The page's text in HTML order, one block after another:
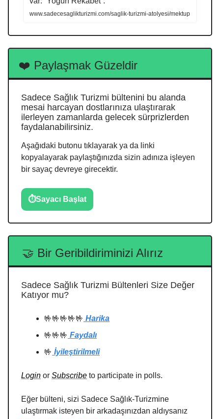
www.sadecesaglikturizmi.com/saglik-turizmi-atolyesi/mektup
❤️ Paylaşmak Güzeldir
Sadece Sağlık Turizmi bültenini bu alanda
mesai harcayan dostlarınıza ulaştırarak
ilerleyen zamanlarda gelecek sürprizlerden
faydalanabilirsiniz.
Aşağıdaki butonu tıklayarak ya da linki
kopyalayarak paylaştığınızda sizin adınıza işleyen
bir sayaç devreye girecektir.
⏱️Sayacı Başlat
🤝 Bir Geribildiriminizi Alırız
Sadece Sağlık Turizmi Bültenleri Size Değer
Katıyor mu?
🤟🤟🤟🤟🤟 Harika
🤟🤟🤟 Faydalı
🤟 İyileştirilmeli
Login or Subscribe to participate in polls.
Eğer bülteni, sizi Sadece Sağlık-Turizmine
ulaştırmak isteyen bir arkadaşınızdan aldıysanız